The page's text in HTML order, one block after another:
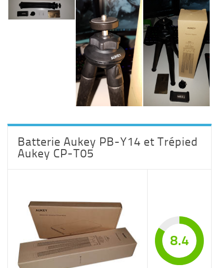
Batterie Aukey PB-Y14 et Trépied
Aukey CP-T05
8.4